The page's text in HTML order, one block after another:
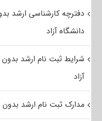
دفترچه کارشناسی ارشد
دانشگاه آزاد
شرایط ثبت نام ارشد بدون
آزاد
مدارک ثبت نام ارشد بدون